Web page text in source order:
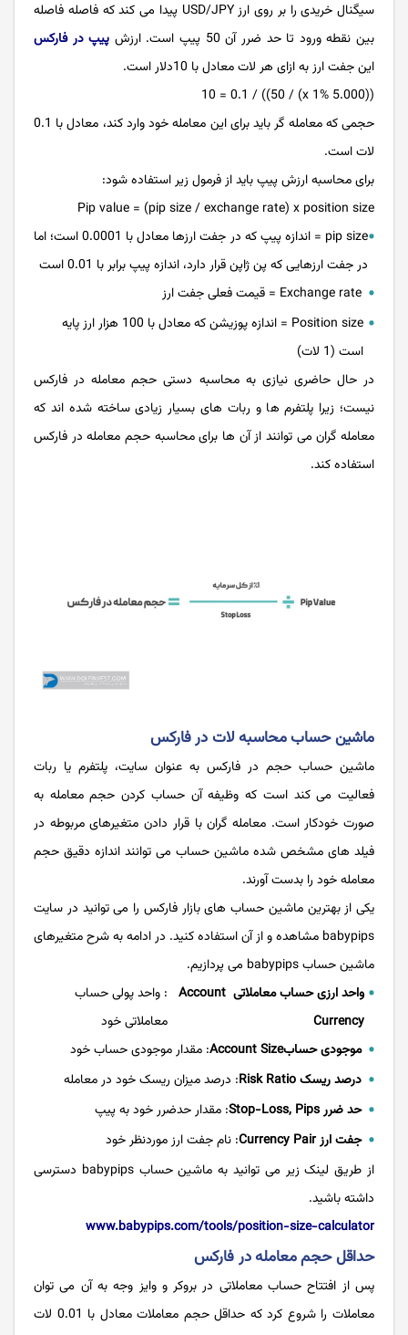
سیگنال خریدی را بر روی ارز USD/JPY پیدا می کند که فاصله فاصله
بین نقطه ورود تا حد ضرر آن 50 پیپ است. ارزش
پیپ در فارکس
این جفت ارز به ازای هر لات معادل با 10دلار است.
((5.000 x 1%) / 50)) / 10 = 0.1
حجمی که معامله گر باید برای این معامله خود وارد کند، معادل با 0.1
لات است.
برای محاسبه ارزش پیپ باید از فرمول زیر استفاده شود:
Pip value = (pip size / exchange rate) x position size
pip size = اندازه پیپ که در جفت ارزها معادل با 0.0001 است؛ اما
در جفت ارزهایی که پن ژاپن قرار دارد، اندازه پیپ برابر با 0.01 است
Exchange rate = قیمت فعلی جفت ارز
Position size = اندازه پوزیشن که معادل با 100 هزار ارز پایه
است (1 لات)
در حال حاضری نیازی به محاسبه دستی حجم معامله در فارکس
نیست؛ زیرا پلتفرم ها و ربات های بسیار زیادی ساخته شده اند که
معامله گران می توانند از آن ها برای محاسبه حجم معامله در فارکس
استفاده کند.
ماشین حساب محاسبه لات در فارکس
ماشین حساب حجم در فارکس به عنوان سایت، پلتفرم یا ربات
فعالیت می کند است که وظیفه آن حساب کردن حجم معامله به
صورت خودکار است. معامله گران با قرار دادن متغیرهای مربوطه در
فیلد های مشخص شده ماشین حساب می توانند اندازه دقیق حجم
معامله خود را بدست آورند.
یکی از بهترین ماشین حساب های بازار فارکس را می توانید در سایت
babypips مشاهده و از آن استفاده کنید. در ادامه به شرح متغیرهای
ماشین حساب babypips می پردازیم.
واحد ارزی حساب معاملاتی Account
Currency
: واحد پولی حساب
معاملاتی خود
موجودی حسابAccount Size
: مقدار موجودی حساب خود
درصد ریسک Risk Ratio
: درصد میزان ریسک خود در معامله
حد ضرر Stop-Loss, Pips
: مقدار حدضرر خود به پیپ
جفت ارز Currency Pair
: نام جفت ارز موردنظر خود
از طریق لینک زیر می توانید به ماشین حساب babypips دسترسی
داشته باشید.
www.babypips.com/tools/position-size-calculator
حداقل حجم معامله در فارکس
پس از افتتاح حساب معاملاتی در بروکر و وایز وجه به آن می توان
معاملات را شروع کرد که حداقل حجم معاملات معادل با 0.01 لات